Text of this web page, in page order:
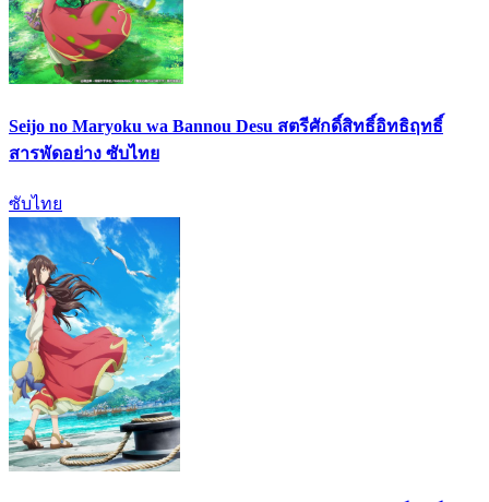
Seijo no Maryoku wa Bannou Desu สตรีศักดิ์สิทธิ์อิทธิฤทธิ์
สารพัดอย่าง ซับไทย
ซับไทย